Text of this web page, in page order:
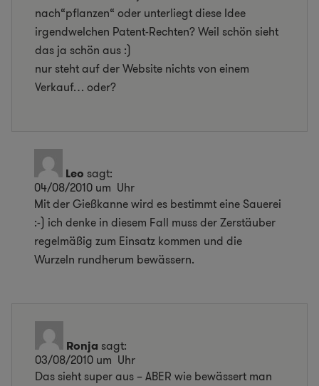
nach“pflanzen“ oder unterliegt diese Idee
irgendwelchen Patent-Rechten? Weil schön sieht
das ja schön aus :)
nur steht auf der Website nichts von einem
Verkauf… oder?
Leo sagt:
04/08/2010 um Uhr
Mit der Gießkanne wird es bestimmt eine Sauerei
:-) ich denke in diesem Fall muss der Zerstäuber
regelmäßig zum Einsatz kommen und die
Wurzeln rundherum bewässern.
Ronja sagt:
03/08/2010 um Uhr
Das sieht super aus – ABER wie bewässert man